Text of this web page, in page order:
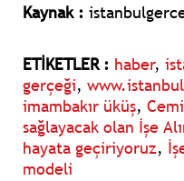
Kaynak :
ETİKETLER : haber,
gerçeği,
imambakır üküş,
sağlayacak olan İşe
hayata geçiriyoruz,
modeli